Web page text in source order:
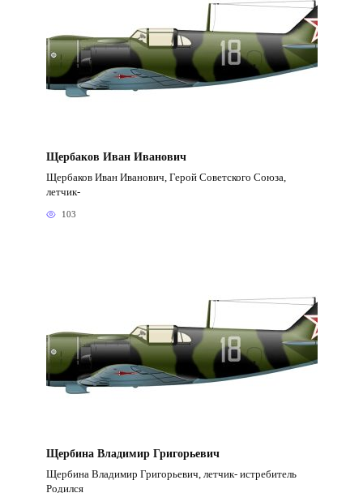
Щербаков Иван Иванович
Щербаков Иван Иванович, Герой Советского Союза,
летчик-
103
Щербина Владимир Григорьевич
Щербина Владимир Григорьевич, летчик- истребитель
Родился